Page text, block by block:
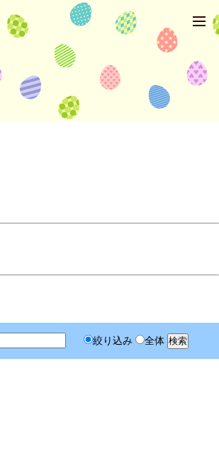
絞り込み 全体